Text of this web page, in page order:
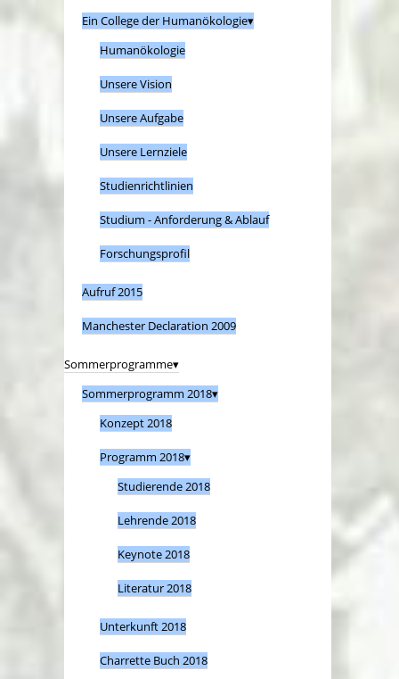
Ein College der Humanökologie
Humanökologie
Unsere Vision
Unsere Aufgabe
Unsere Lernziele
Studienrichtlinien
Studium - Anforderung & Ablauf
Forschungsprofil
Aufruf 2015
Manchester Declaration 2009
Sommerprogramme
Sommerprogramm 2018
Konzept 2018
Programm 2018
Studierende 2018
Lehrende 2018
Keynote 2018
Literatur 2018
Unterkunft 2018
Charrette Buch 2018